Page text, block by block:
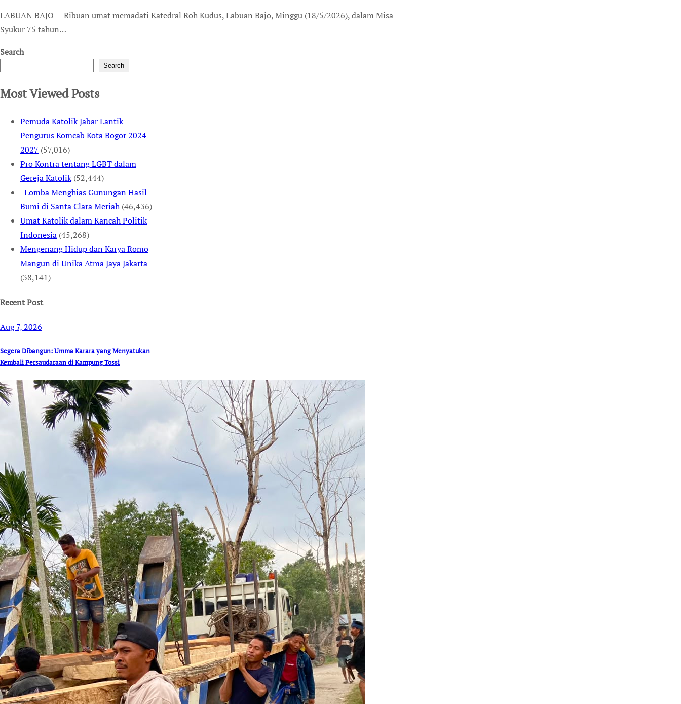
LABUAN BAJO — Ribuan umat memadati Katedral Roh Kudus, Labuan Bajo, Minggu (18/5/2026), dalam Misa
Syukur 75 tahun…
Search
Search
Most Viewed Posts
Pemuda Katolik Jabar Lantik
Pengurus Komcab Kota Bogor 2024-
2027 (57,016)
Pro Kontra tentang LGBT dalam
Gereja Katolik (52,444)
Lomba Menghias Gunungan Hasil
Bumi di Santa Clara Meriah (46,436)
Umat Katolik dalam Kancah Politik
Indonesia (45,268)
Mengenang Hidup dan Karya Romo
Mangun di Unika Atma Jaya Jakarta
(38,141)
Recent Post
Aug 7, 2026
Segera Dibangun: Umma Karara yang Menyatukan
Kembali Persaudaraan di Kampung Tossi